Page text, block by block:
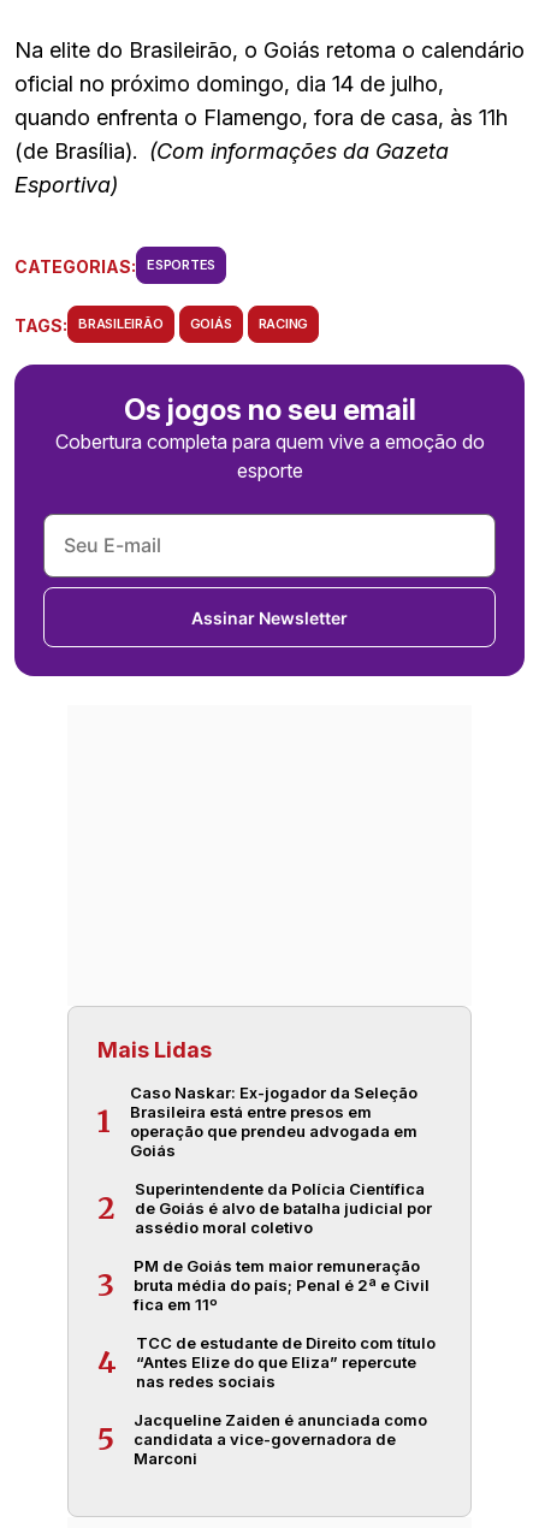
Na elite do Brasileirão, o Goiás retoma o calendário
oficial no próximo domingo, dia 14 de julho,
quando enfrenta o Flamengo, fora de casa, às 11h
(de Brasília). (Com informações da Gazeta
Esportiva)
CATEGORIAS: ESPORTES
TAGS: BRASILEIRÃO GOIÁS RACING
Os jogos no seu email
Cobertura completa para quem vive a emoção do
esporte
Assinar Newsletter
Mais Lidas
1
Caso Naskar: Ex-jogador da Seleção
Brasileira está entre presos em
operação que prendeu advogada em
Goiás
2
Superintendente da Polícia Científica
de Goiás é alvo de batalha judicial por
assédio moral coletivo
3
PM de Goiás tem maior remuneração
bruta média do país; Penal é 2ª e Civil
fica em 11º
4
TCC de estudante de Direito com título
“Antes Elize do que Eliza” repercute
nas redes sociais
5
Jacqueline Zaiden é anunciada como
candidata a vice-governadora de
Marconi